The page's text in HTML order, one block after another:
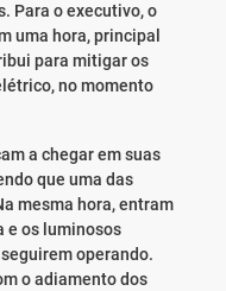
Para o executivo, o
uma hora, principal
para mitigar os
no momento
a chegar em suas
que uma das
mesma hora, entram
e os luminosos
operando.
o adiamento dos